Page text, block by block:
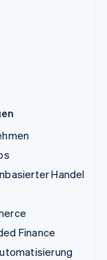
Handel
Finance